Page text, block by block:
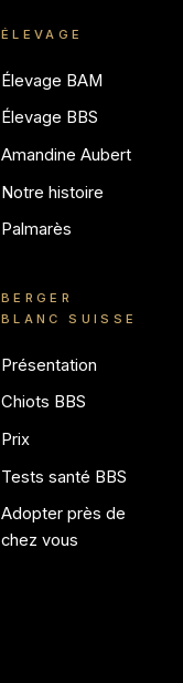
ÉLEVAGE
Élevage BAM
Élevage BBS
Amandine Aubert
Notre histoire
Palmarès
BERGER
BLANC SUISSE
Présentation
Chiots BBS
Prix
Tests santé BBS
Adopter près de
chez vous